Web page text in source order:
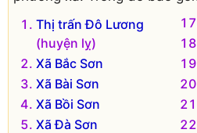
Thị trấn Đô Lương
(huyện lỵ)
Xã Bắc Sơn
Xã Bài Sơn
Xã Bồi Sơn
Xã Đà Sơn